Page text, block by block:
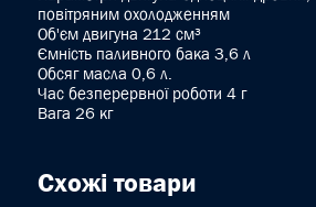
повітряним охолодженням
Об'єм двигуна 212 cм³
Ємність паливного бака 3,6 л
Обсяг масла 0,6 л.
Час безперервної роботи 4 г
Вага 26 кг
Схожі товари